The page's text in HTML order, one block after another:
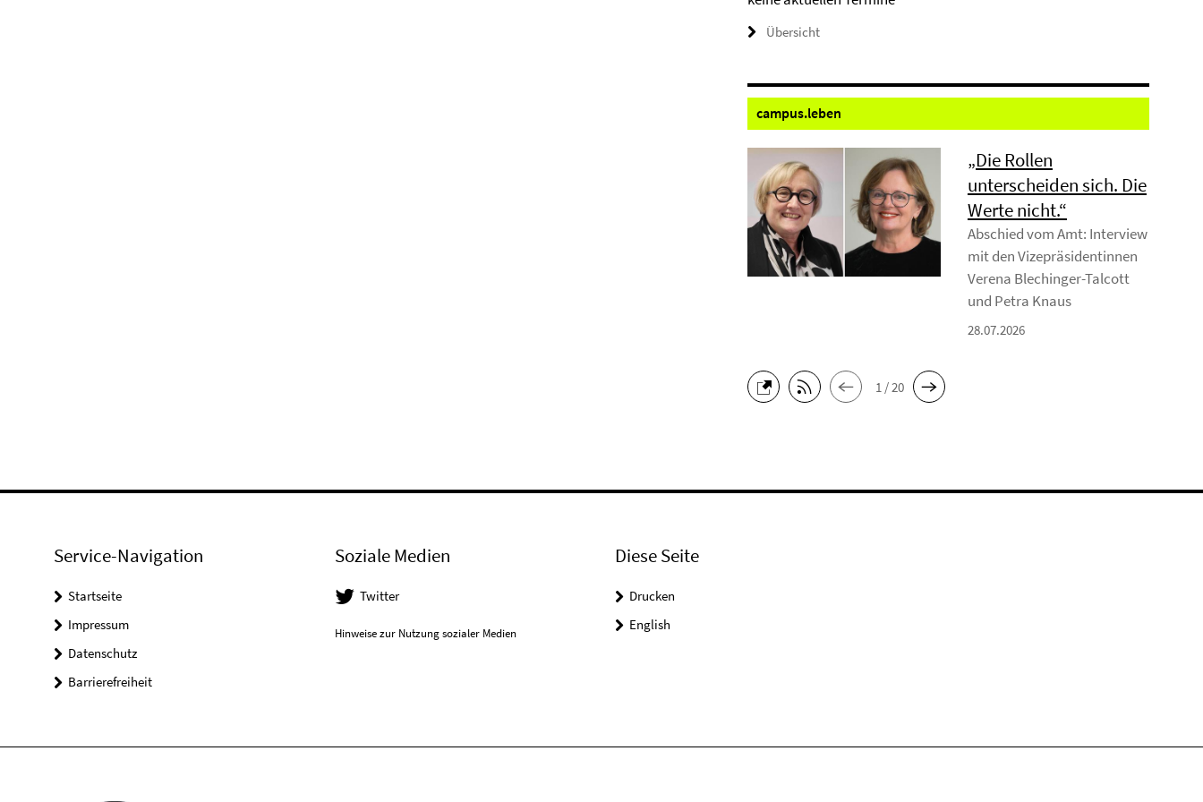
Übersicht
campus.leben
„Die Rollen
unterscheiden sich. Die
Werte nicht.“
Abschied vom Amt: Interview
mit den Vizepräsidentinnen
Verena Blechinger-Talcott
und Petra Knaus
28.07.2026
1 / 20
Service-Navigation
Startseite
Impressum
Datenschutz
Barrierefreiheit
Soziale Medien
Twitter
Hinweise zur Nutzung sozialer Medien
Diese Seite
Drucken
English